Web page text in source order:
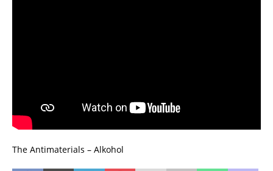
The Antimaterials – Alkohol